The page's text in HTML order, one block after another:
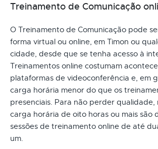
Treinamento de Comunicação
O Treinamento de Comunicação pode
forma virtual ou online, em Timon ou
cidade, desde que se tenha acesso à
Treinamentos online costumam
plataformas de videoconferência e, em
carga horária menor do que os
presenciais. Para não perder qualidade,
carga horária de oito horas ou mais são
sessões de treinamento online de até
um.